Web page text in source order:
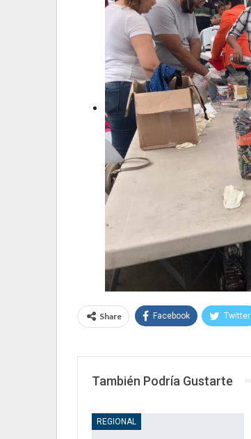
Share Facebook Twitter
También Podría Gustarte
REGIONAL